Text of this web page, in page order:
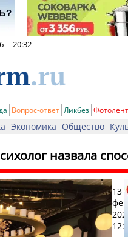
| 20:32
Вопрос-ответ Ликбез
Экономика Общество
назвала
13
2026,
12:22